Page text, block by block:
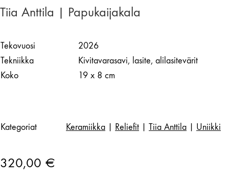
Tiia Anttila | Papukaijakala
Tekovuosi
2026
Tekniikka
Kivitavarasavi, lasite, alilasitevärit
Koko
19 x 8 cm
Kategoriat Keramiikka Reliefit Tiia Anttila Uniikki
320,00 €